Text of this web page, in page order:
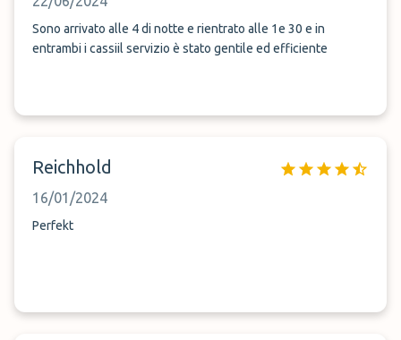
vogliono un servizio rapido e cordiale.
Sono arrivato alle 4 di notte e rientrato alle 1e 30 e in
entrambi i cassiil servizio è stato gentile ed efficiente
Reichhold
16/01/2024
Perfekt